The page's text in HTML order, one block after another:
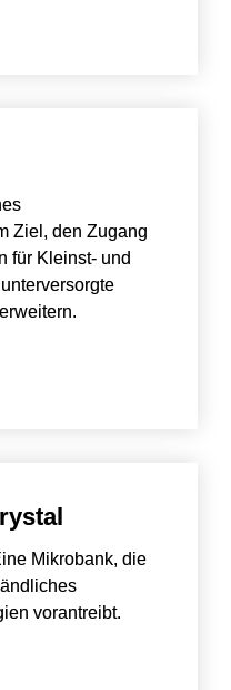
Ziel, den Zugang
für Kleinst- und
Mikrobank, die
vorantreibt.